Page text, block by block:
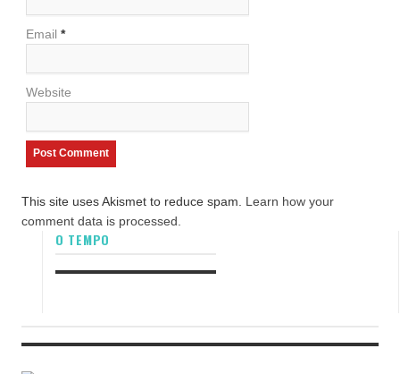
Email *
Website
This site uses Akismet to reduce spam. Learn how your
comment data is processed.
O TEMPO